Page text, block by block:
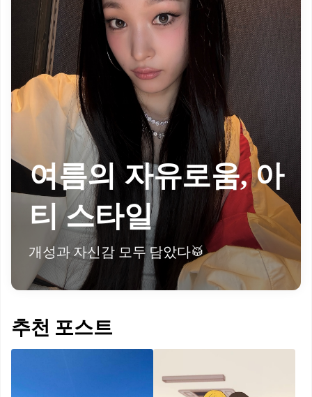
여름의 자유로움, 아
티 스타일
개성과 자신감 모두 담았다🥁
추천 포스트